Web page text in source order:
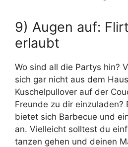
9) Augen auf:
erlaubt
Wo sind all die Partys hin?
sich gar nicht aus dem
Kuschelpullover auf der
Freunde zu dir einzuladen?
bietet sich Barbecue und
an. Vielleicht solltest du
tanzen gehen und deinen